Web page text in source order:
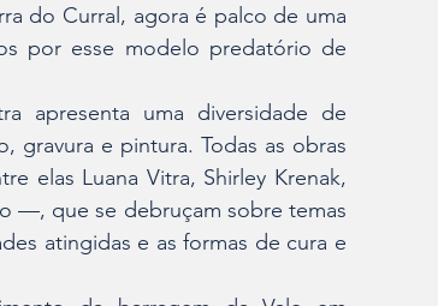
do Curral, agora é palco de uma
por esse modelo predatório de
apresenta uma diversidade de
gravura e pintura. Todas as obras
elas Luana Vitra, Shirley Krenak,
—, que se debruçam sobre temas
atingidas e as formas de cura e